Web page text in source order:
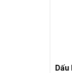
Dấu